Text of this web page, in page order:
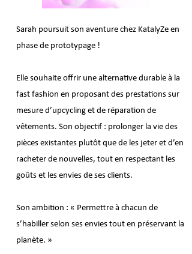
Sarah poursuit son aventure chez KatalyZe en
phase de prototypage !
Elle souhaite offrir une alternative durable à la
fast fashion en proposant des prestations sur
mesure d’upcycling et de réparation de
vêtements. Son objectif : prolonger la vie des
pièces existantes plutôt que de les jeter et d’en
racheter de nouvelles, tout en respectant les
goûts et les envies de ses clients.
Son ambition : « Permettre à chacun de
s’habiller selon ses envies tout en préservant la
planète. »